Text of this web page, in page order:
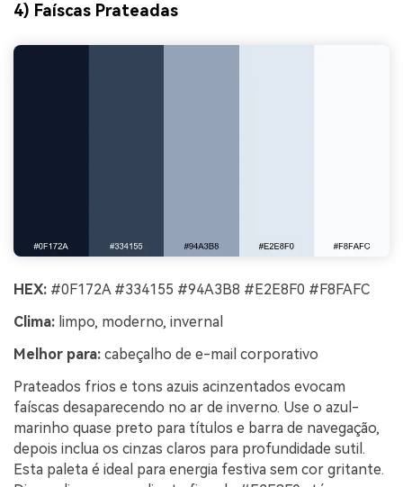
4) Faíscas Prateadas
HEX: #0F172A #334155 #94A3B8 #E2E8F0 #F8FAFC
Clima: limpo, moderno, invernal
Melhor para: cabeçalho de e-mail corporativo
Prateados frios e tons azuis acinzentados evocam
faíscas desaparecendo no ar de inverno. Use o azul-
marinho quase preto para títulos e barra de navegação,
depois inclua os cinzas claros para profundidade sutil.
Esta paleta é ideal para energia festiva sem cor gritante.